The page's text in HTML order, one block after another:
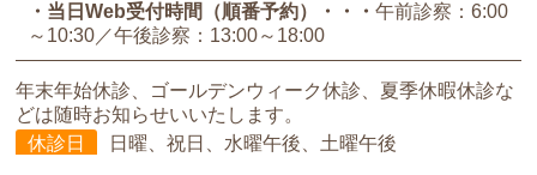
・当日Web受付時間（順番予約）
午前診察：6:00
～10:30
午後診察：13:00～18:00
年末年始休診、ゴールデンウィーク休診、夏季休暇休診な
どは随時お知らせいいたします。
休診日
日曜、祝日、水曜午後、土曜午後